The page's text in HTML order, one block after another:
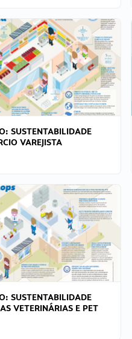
SUSTENTABILIDADE
VAREJISTA
SUSTENTABILIDADE
VETERINÁRIAS E PET